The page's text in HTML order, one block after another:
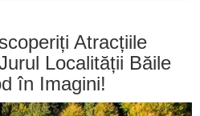
Atracțiile
Localității Băile
în Imagini!